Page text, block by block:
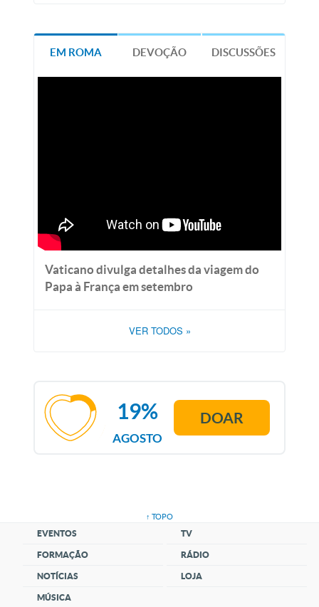
EM ROMA DEVOÇÃO DISCUSSÕES
Vaticano divulga detalhes da viagem do
Papa à França em setembro
VER TODOS »
AGOSTO
19% DOAR
↑ TOPO
EVENTOS
FORMAÇÃO
NOTÍCIAS
MÚSICA
TV
RÁDIO
LOJA